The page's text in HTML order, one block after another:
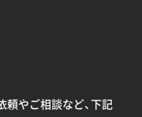
やご相談など、下記